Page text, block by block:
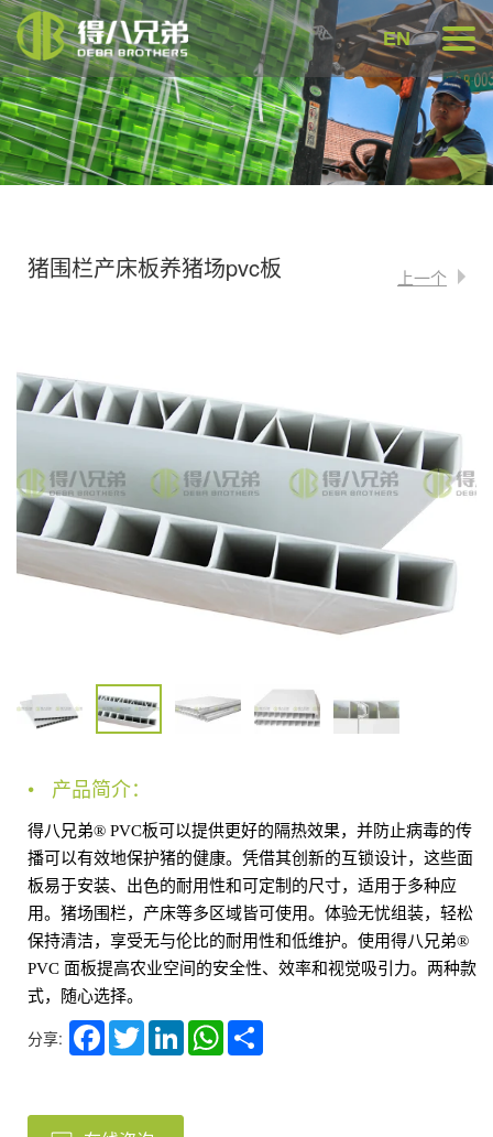
EN
猪围栏产床板养猪场pvc板 上一个
产品简介：
得八兄弟® PVC板可以提供更好的隔热效果，并防止病毒的传
播可以有效地保护猪的健康。凭借其创新的互锁设计，这些面
板易于安装、出色的耐用性和可定制的尺寸，适用于多种应
用。猪场围栏，产床等多区域皆可使用。体验无忧组装，轻松
保持清洁，享受无与伦比的耐用性和低维护。使用得八兄弟®
PVC 面板提高农业空间的安全性、效率和视觉吸引力。两种款
式，随心选择。
分享: Facebook
TwitterLinkedInWhatsApp